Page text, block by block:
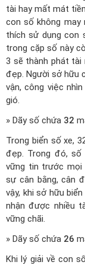
tài hay mất mát
con số không may
thích sử dụng con
trong cặp số này
3 sẽ thành phát
đẹp. Người sở hữu
vận, công việc
gió.
» Dãy số chứa 32
Trong biển số xe,
đẹp. Trong đó,
vững tin trước mọi
sự cân bằng, cân
vậy, khi sở hữu
nhận được nhiều
vững chãi.
» Dãy số chứa 26
Khi lý giải về con